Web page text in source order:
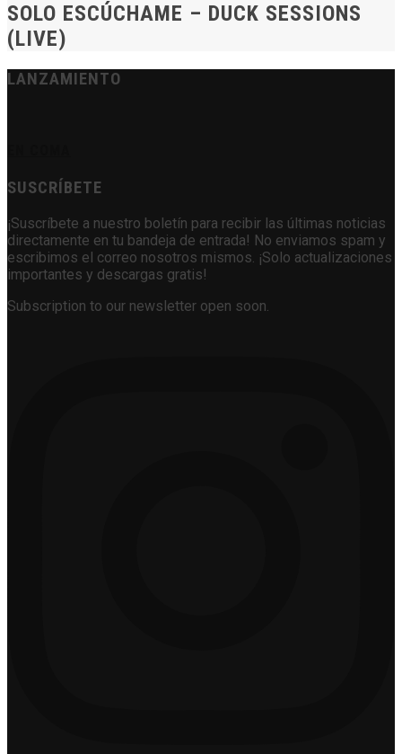
SOLO ESCÚCHAME – DUCK SESSIONS
(LIVE)
LANZAMIENTO
SUSCRÍBETE
¡Suscríbete a nuestro boletín para recibir las últimas noticias
directamente en tu bandeja de entrada! No enviamos spam y
escribimos el correo nosotros mismos. ¡Solo actualizaciones
importantes y descargas gratis!
Subscription to our newsletter open soon.